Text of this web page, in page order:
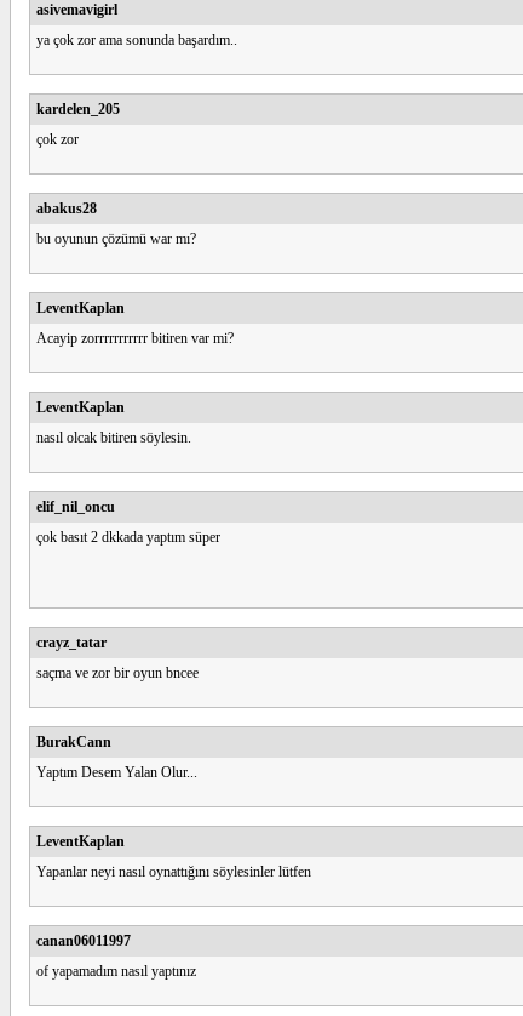
asivemavigirl
ya çok zor ama sonunda başardım..
kardelen_205
çok zor
abakus28
bu oyunun çözümü war mı?
LeventKaplan
Acayip zorrrrrrrrrrr bitiren var mi?
LeventKaplan
nasıl olcak bitiren söylesin.
elif_nil_oncu
çok basıt 2 dkkada yaptım süper
crayz_tatar
saçma ve zor bir oyun bncee
BurakCann
Yaptım Desem Yalan Olur...
LeventKaplan
Yapanlar neyi nasıl oynattığını söylesinler lütfen
canan06011997
of yapamadım nasıl yaptınız